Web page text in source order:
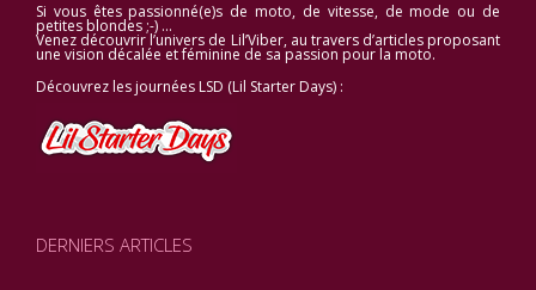
Si vous êtes passionné(e)s de moto, de vitesse, de mode ou de
petites blondes ;-) …
Venez découvrir l’univers de Lil’Viber, au travers d’articles proposant
une vision décalée et féminine de sa passion pour la moto.
Découvrez les journées LSD (Lil Starter Days) :
DERNIERS ARTICLES